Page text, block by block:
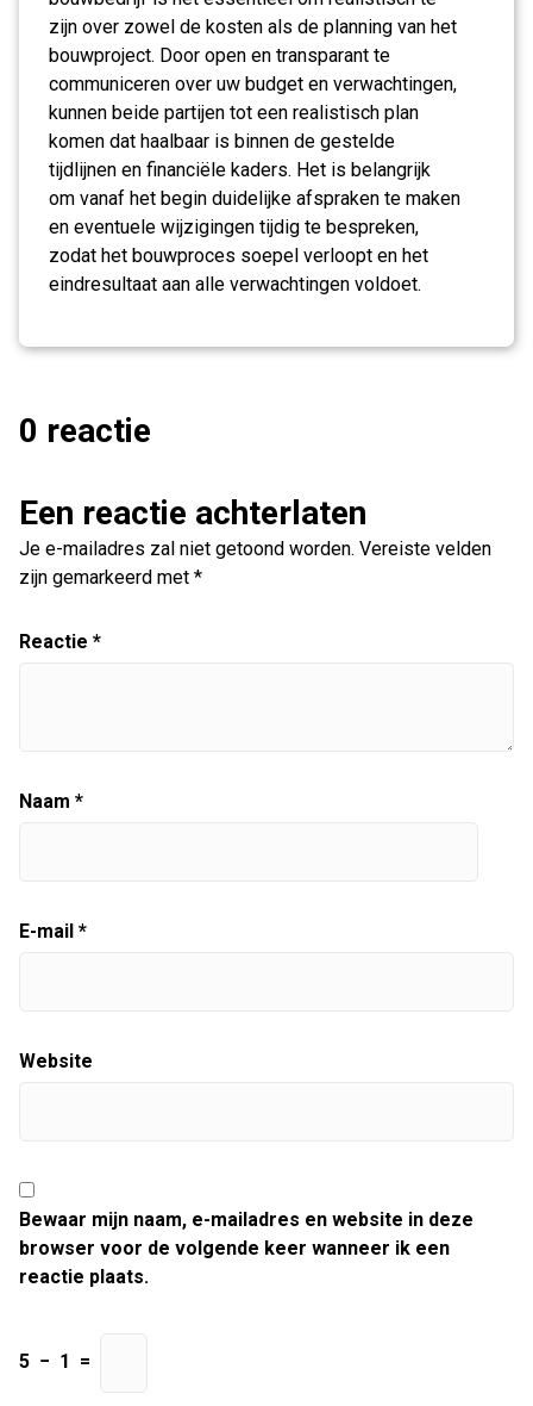
zijn over zowel de kosten als de planning van het
bouwproject. Door open en transparant te
communiceren over uw budget en verwachtingen,
kunnen beide partijen tot een realistisch plan
komen dat haalbaar is binnen de gestelde
tijdlijnen en financiële kaders. Het is belangrijk
om vanaf het begin duidelijke afspraken te maken
en eventuele wijzigingen tijdig te bespreken,
zodat het bouwproces soepel verloopt en het
eindresultaat aan alle verwachtingen voldoet.
0 reactie
Een reactie achterlaten
Je e-mailadres zal niet getoond worden. Vereiste velden
zijn gemarkeerd met *
Reactie *
Naam *
E-mail *
Website
Bewaar mijn naam, e-mailadres en website in deze
browser voor de volgende keer wanneer ik een
reactie plaats.
5 − 1 =